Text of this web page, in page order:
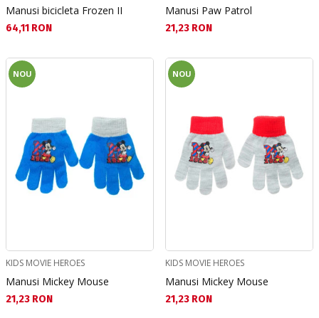
Manusi bicicleta Frozen II
Текуща цена:
64,11 RON
Manusi Paw Patrol
Текуща цена:
21,23 RON
NOU
KIDS MOVIE HEROES
Manusi Mickey Mouse
Текуща цена:
21,23 RON
NOU
KIDS MOVIE HEROES
Manusi Mickey Mouse
Текуща цена:
21,23 RON